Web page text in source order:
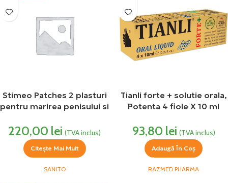
Stimeo Patches 2 plasturi
pentru marirea penisului si
plasturi Sanito
220,00 lei (TVA inclus)
Citește Mai Mult
SANITO
Tianli forte + solutie orala,
Potenta 4 fiole X 10 ml
93,80 lei (TVA inclus)
Adaugă În Coș
RAZMED PHARMA